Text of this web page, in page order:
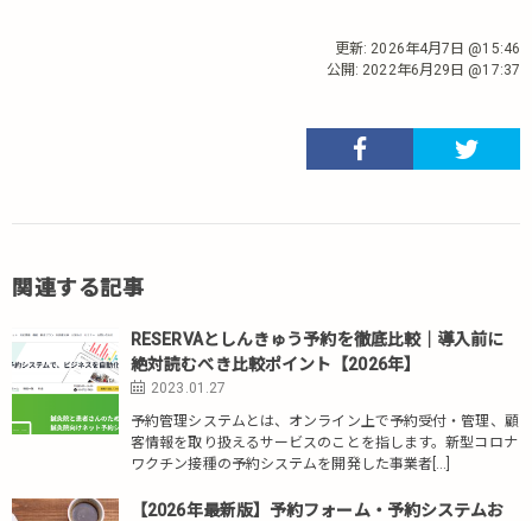
更新: 2026年4月7日 @15:46
公開: 2022年6月29日 @17:37
関連する記事
RESERVAとしんきゅう予約を徹底比較｜導入前に
絶対読むべき比較ポイント【2026年】
2023.01.27
予約管理システムとは、オンライン上で予約受付・管理、顧
客情報を取り扱えるサービスのことを指します。新型コロナ
ワクチン接種の予約システムを開発した事業者[…]
【2026年最新版】予約フォーム・予約システムお